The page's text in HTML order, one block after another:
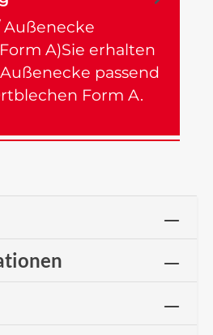
Außenecke
A)Sie erhalten
passend
Form A.